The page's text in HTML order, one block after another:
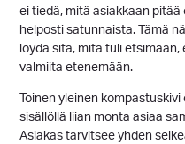
ei tiedä, mitä asiakkaan
helposti satunnaista. Tämä
löydä sitä, mitä tuli
valmiita etenemään.
Toinen yleinen
sisällöllä liian monta asiaa
Asiakas tarvitsee yhden